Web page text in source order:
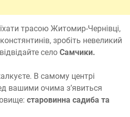
трасою Житомир-Чернівці,
зробіть невеликий
село Самчики.
В самому центрі
вашими очима з’явиться
старовинна садиба та